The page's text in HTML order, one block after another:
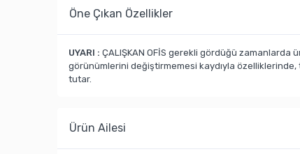
Öne Çıkan Özellikler
UYARI : ÇALIŞKAN OFİS gerekli gördüğü
görünümlerini değiştirmemesi kaydıyla özelliklerinde,
tutar.
Ürün Ailesi